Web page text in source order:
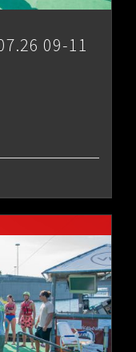
09-11